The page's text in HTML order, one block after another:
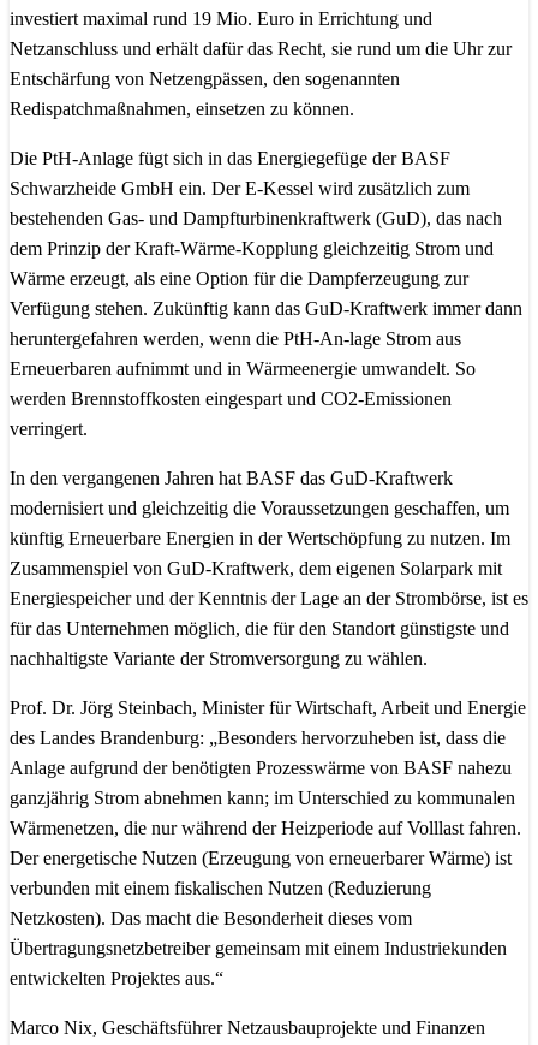
investiert maximal rund 19 Mio. Euro in Errichtung und
Netzanschluss und erhält dafür das Recht, sie rund um die Uhr zur
Entschärfung von Netzengpässen, den sogenannten
Redispatchmaßnahmen, einsetzen zu können.
Die PtH-Anlage fügt sich in das Energiegefüge der BASF
Schwarzheide GmbH ein. Der E-Kessel wird zusätzlich zum
bestehenden Gas- und Dampfturbinenkraftwerk (GuD), das nach
dem Prinzip der Kraft-Wärme-Kopplung gleichzeitig Strom und
Wärme erzeugt, als eine Option für die Dampferzeugung zur
Verfügung stehen. Zukünftig kann das GuD-Kraftwerk immer dann
heruntergefahren werden, wenn die PtH-An-lage Strom aus
Erneuerbaren aufnimmt und in Wärmeenergie umwandelt. So
werden Brennstoffkosten eingespart und CO2-Emissionen
verringert.
In den vergangenen Jahren hat BASF das GuD-Kraftwerk
modernisiert und gleichzeitig die Voraussetzungen geschaffen, um
künftig Erneuerbare Energien in der Wertschöpfung zu nutzen. Im
Zusammenspiel von GuD-Kraftwerk, dem eigenen Solarpark mit
Energiespeicher und der Kenntnis der Lage an der Strombörse, ist es
für das Unternehmen möglich, die für den Standort günstigste und
nachhaltigste Variante der Stromversorgung zu wählen.
Prof. Dr. Jörg Steinbach, Minister für Wirtschaft, Arbeit und Energie
des Landes Brandenburg: „Besonders hervorzuheben ist, dass die
Anlage aufgrund der benötigten Prozesswärme von BASF nahezu
ganzjährig Strom abnehmen kann; im Unterschied zu kommunalen
Wärmenetzen, die nur während der Heizperiode auf Volllast fahren.
Der energetische Nutzen (Erzeugung von erneuerbarer Wärme) ist
verbunden mit einem fiskalischen Nutzen (Reduzierung
Netzkosten). Das macht die Besonderheit dieses vom
Übertragungsnetzbetreiber gemeinsam mit einem Industriekunden
entwickelten Projektes aus.“
Marco Nix, Geschäftsführer Netzausbauprojekte und Finanzen